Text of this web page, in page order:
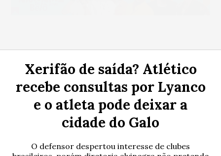
Xerifão de saída? Atlético
recebe consultas por Lyanco
e o atleta pode deixar a
cidade do Galo
O defensor despertou interesse de clubes